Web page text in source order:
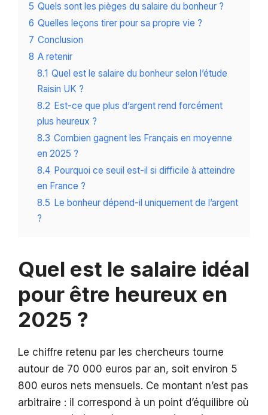
5 Quels sont les pièges du salaire du bonheur ?
6 Quelles leçons tirer pour sa propre vie ?
7 Conclusion
8 A retenir
8.1 Quel est le salaire du bonheur selon l’étude
Raisin UK ?
8.2 Est-ce que plus d’argent rend forcément
plus heureux ?
8.3 Combien gagnent les Français en moyenne
en 2025 ?
8.4 Pourquoi ce seuil est-il si difficile à atteindre
en France ?
8.5 Le bonheur dépend-il uniquement de l’argent
?
Quel est le salaire idéal
pour être heureux en
2025 ?
Le chiffre retenu par les chercheurs tourne
autour de 70 000 euros par an, soit environ 5
800 euros nets mensuels. Ce montant n’est pas
arbitraire : il correspond à un point d’équilibre où